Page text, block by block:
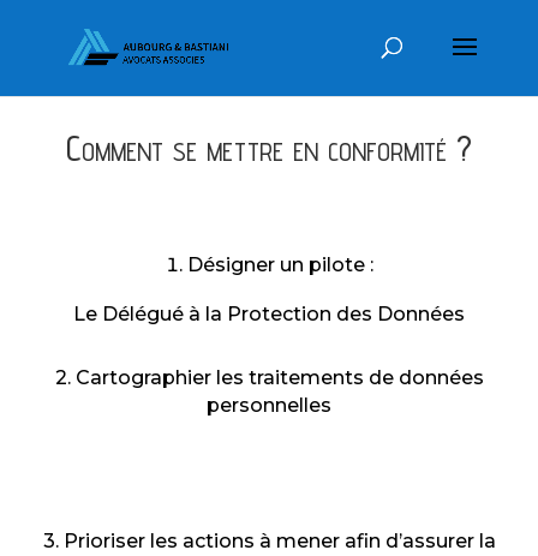
Comment se mettre en conformité ?
Désigner un pilote :
Le Délégué à la Protection des Données
2. Cartographier les traitements de données
personnelles
3. Prioriser les actions à mener afin d’assurer la